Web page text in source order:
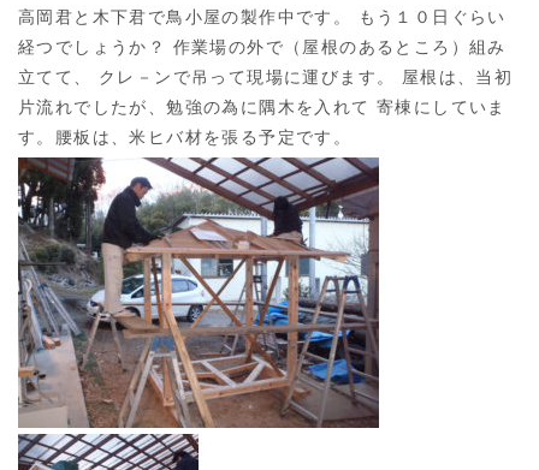
高岡君と木下君で鳥小屋の製作中です。 もう１０日ぐらい
経つでしょうか？ 作業場の外で（屋根のあるところ）組み
立てて、 クレ－ンで吊って現場に運びます。 屋根は、当初
片流れでしたが、勉強の為に隅木を入れて 寄棟にしていま
す。腰板は、米ヒバ材を張る予定です。